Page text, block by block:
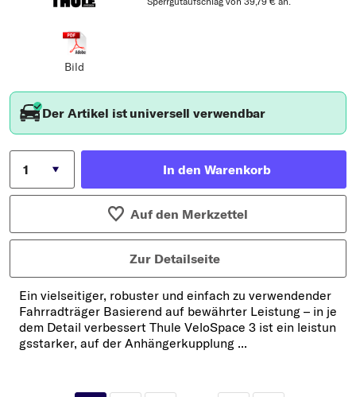
Bild
Der Artikel ist universell verwendbar
In den Warenkorb
Auf den Merkzettel
Zur Detailseite
Ein vielseitiger, robuster und einfach zu verwendender
Fahrradträger Basierend auf bewährter Leistung – in je
dem Detail verbessert Thule VeloSpace 3 ist ein leistun
gsstarker, auf der Anhängerkupplung ...